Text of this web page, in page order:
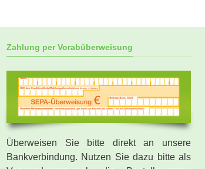
Zahlung per Vorabüberweisung
Überweisen Sie bitte direkt an unsere
Bankverbindung. Nutzen Sie dazu bitte als